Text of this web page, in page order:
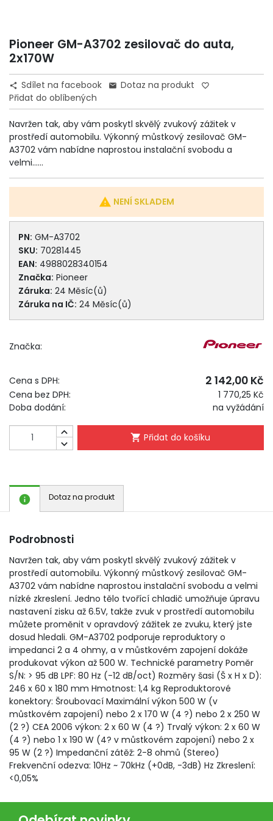
Pioneer GM-A3702 zesilovač do auta,
2x170W
 Sdílet na facebook  Dotaz na produkt favorite_border
Přidat do oblíbených
Navržen tak, aby vám poskytl skvělý zvukový zážitek v
prostředí automobilu. Výkonný můstkový zesilovač GM-
A3702 vám nabídne naprostou instalační svobodu a
velmi......
 NENÍ SKLADEM
PN: GM-A3702
SKU: 70281445
EAN: 4988028340154
Značka: Pioneer
Záruka: 24 Měsíc(ů)
Záruka na IČ: 24 Měsíc(ů)
Značka:
Cena s DPH: 2 142,00 Kč
Cena bez DPH:
1 770,25 Kč
Doba dodání:
na vyžádání


 Přidat do košíku
 Dotaz na produkt
Podrobnosti
Navržen tak, aby vám poskytl skvělý zvukový zážitek v
prostředí automobilu. Výkonný můstkový zesilovač GM-
A3702 vám nabídne naprostou instalační svobodu a velmi
nízké zkreslení. Jedno tělo tvořící chladič umožňuje úpravu
nastavení zisku až 6.5V, takže zvuk v prostředí automobilu
můžete proměnit v opravdový zážitek ze zvuku, který jste
dosud hledali. GM-A3702 podporuje reproduktory o
impedanci 2 a 4 ohmy, a v můstkovém zapojení dokáže
produkovat výkon až 500 W. Technické parametry Poměr
S/N: > 95 dB LPF: 80 Hz (-12 dB/oct) Rozměry šasi (Š x H x D):
246 x 60 x 180 mm Hmotnost: 1,4 kg Reproduktorové
konektory: Šroubovací Maximální výkon 500 W (v
můstkovém zapojení) nebo 2 x 170 W (4 ?) nebo 2 x 250 W
(2 ?) CEA 2006 výkon: 2 x 60 W (4 ?) Trvalý výkon: 2 x 60 W
(4 ?) nebo 1 x 190 W (4? v můstkovém zapojení) nebo 2 x
95 W (2 ?) Impedanční zátěž: 2-8 ohmů (Stereo)
Frekvenční odezva: 10Hz ~ 70kHz (+0dB, -3dB) Hz Zkreslení:
<0,05%